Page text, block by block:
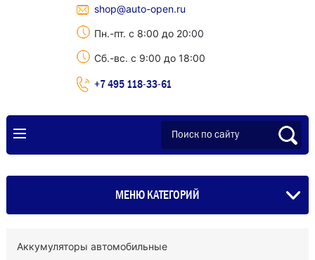
shop@auto-open.ru
Пн.-пт. с 8:00 до 20:00
Сб.-вс. с 9:00 до 18:00
+7 495 118-33-61
МЕНЮ КАТЕГОРИЙ
Аккумуляторы автомобильные